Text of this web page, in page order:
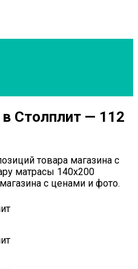
Столплит — 112
товара магазина с
матрасы 140х200
с ценами и фото.